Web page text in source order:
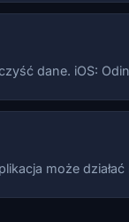
dane. iOS:
może działać